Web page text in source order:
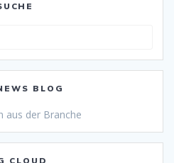
BLOG
aus der Branche
CLOUD